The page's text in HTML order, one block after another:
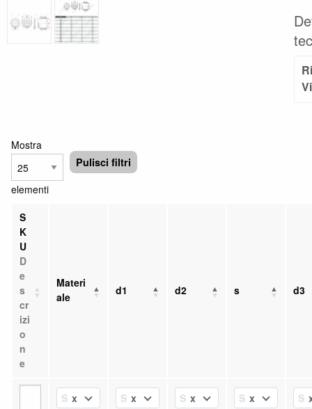
Mostra
elementi
Pulisci filtri
S
K
U
D
e
s
cr
izi
o
n
e
Materi
ale
d1 d2 s d3
Select Value
x Select Value
x Select Value
x Select Value
x